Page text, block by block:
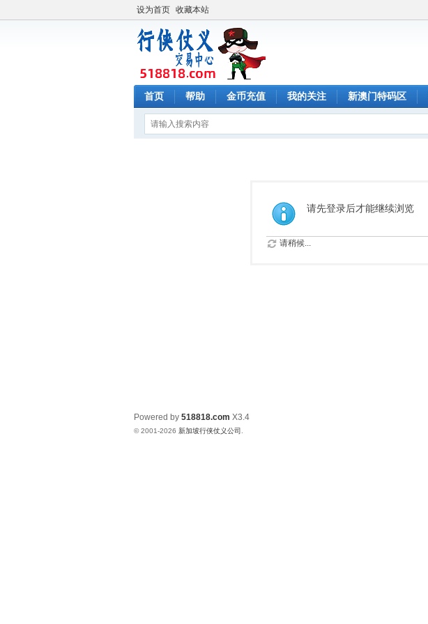
设为首页 收藏本站
首页 帮助 金币充值 我的关注 新澳门特码区
请先登录后才能继续浏览
请稍候...
Powered by 518818.com X3.4
© 2001-2026 新加坡行侠仗义公司